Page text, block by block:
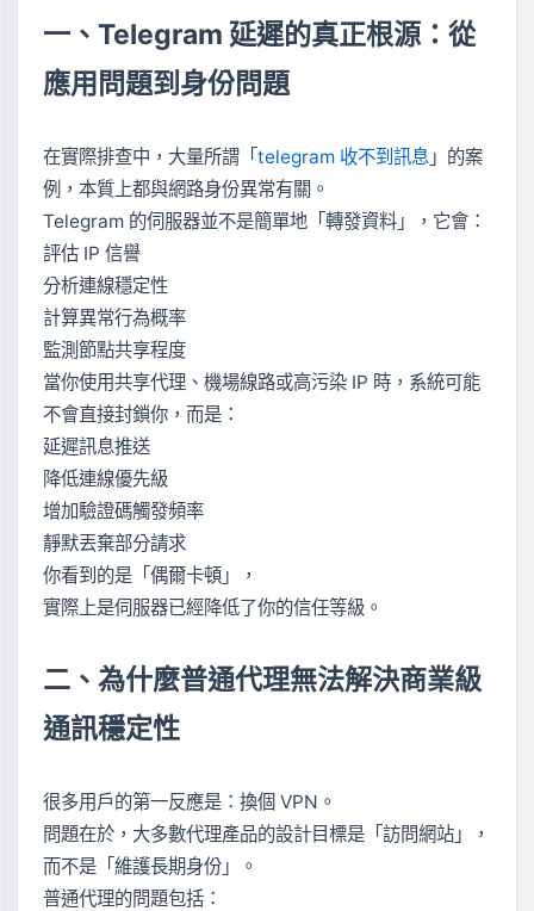
一、Telegram 延遲的真正根源：從
應用問題到身份問題
在實際排查中，大量所謂「telegram 收不到訊息 」的案
例，本質上都與網路身份異常有關。
Telegram 的伺服器並不是簡單地「轉發資料」，它會：
評估 IP 信譽
分析連線穩定性
計算異常行為概率
監測節點共享程度
當你使用共享代理、機場線路或高污染 IP 時，系統可能
不會直接封鎖你，而是：
延遲訊息推送
降低連線優先級
增加驗證碼觸發頻率
靜默丟棄部分請求
你看到的是「偶爾卡頓」，
實際上是伺服器已經降低了你的信任等級。
二、為什麼普通代理無法解決商業級
通訊穩定性
很多用戶的第一反應是：換個 VPN。
問題在於，大多數代理產品的設計目標是「訪問網站」，
而不是「維護長期身份」。
普通代理的問題包括：